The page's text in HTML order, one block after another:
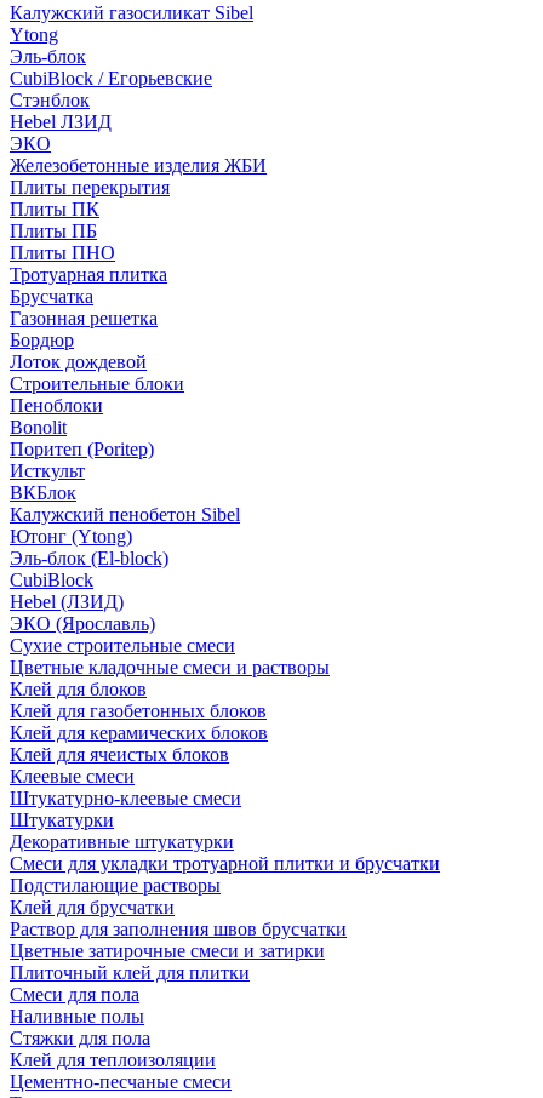
Калужский газосиликат Sibel
Ytong
Эль-блок
CubiBlock / Егорьевские
Стэнблок
Hebel ЛЗИД
ЭКО
Железобетонные изделия ЖБИ
Плиты перекрытия
Плиты ПК
Плиты ПБ
Плиты ПНО
Тротуарная плитка
Брусчатка
Газонная решетка
Бордюр
Лоток дождевой
Строительные блоки
Пеноблоки
Bonolit
Поритеп (Poritep)
Исткульт
ВКБлок
Калужский пенобетон Sibel
Ютонг (Ytong)
Эль-блок (El-block)
CubiBlock
Hebel (ЛЗИД)
ЭКО (Ярославль)
Сухие строительные смеси
Цветные кладочные смеси и растворы
Клей для блоков
Клей для газобетонных блоков
Клей для керамических блоков
Клей для ячеистых блоков
Клеевые смеси
Штукатурно-клеевые смеси
Штукатурки
Декоративные штукатурки
Смеси для укладки тротуарной плитки и брусчатки
Подстилающие растворы
Клей для брусчатки
Раствор для заполнения швов брусчатки
Цветные затирочные смеси и затирки
Плиточный клей для плитки
Смеси для пола
Наливные полы
Стяжки для пола
Клей для теплоизоляции
Цементно-песчаные смеси